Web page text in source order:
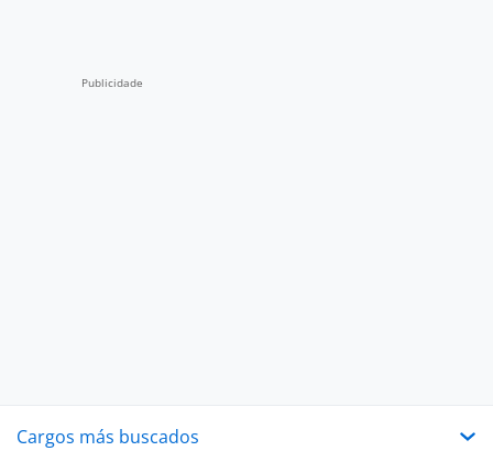
Cargos más buscados